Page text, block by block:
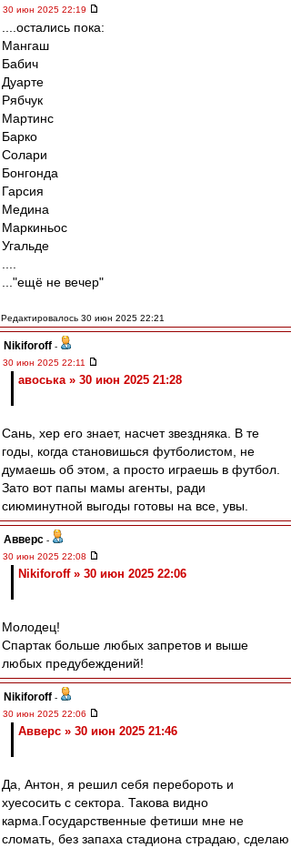
30 июн 2025 22:19
....остались пока:
Мангаш
Бабич
Дуарте
Рябчук
Мартинс
Барко
Солари
Бонгонда
Гарсия
Медина
Маркиньос
Угальде
..."ещё не вечер"
Редактировалось 30 июн 2025 22:21
Nikiforoff -
30 июн 2025 22:11
авоська » 30 июн 2025 21:28
Сань, хер его знает, насчет звездняка. В те
годы, когда становишься футболистом, не
думаешь об этом, а просто играешь в футбол.
Зато вот папы мамы агенты, ради
сиюминутной выгоды готовы на все, увы.
Авверс -
30 июн 2025 22:08
Nikiforoff » 30 июн 2025 22:06
Молодец!
Спартак больше любых запретов и выше
любых предубеждений!
Nikiforoff -
30 июн 2025 22:06
Авверс » 30 июн 2025 21:46
Да, Антон, я решил себя перебороть и
хуесосить с сектора. Такова видно
карма.Государственные фетиши мне не
сломать, без запаха стадиона страдаю, сделаю